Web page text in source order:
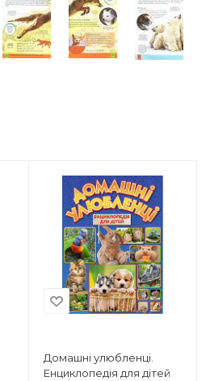
Домашні улюбленці.
Енциклопедія для дітей